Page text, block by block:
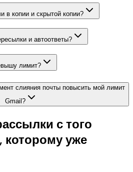
в копии и скрытой копии?
и автоответы?
лимит?
слияния почты повысить мой лимит
Gmail?
с того
которому уже